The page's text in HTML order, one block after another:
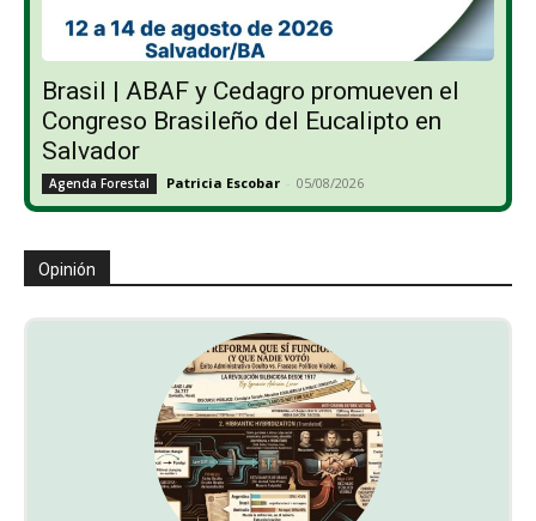
Brasil | ABAF y Cedagro promueven el
Congreso Brasileño del Eucalipto en
Salvador
Agenda Forestal Patricia Escobar - 05/08/2026
Opinión